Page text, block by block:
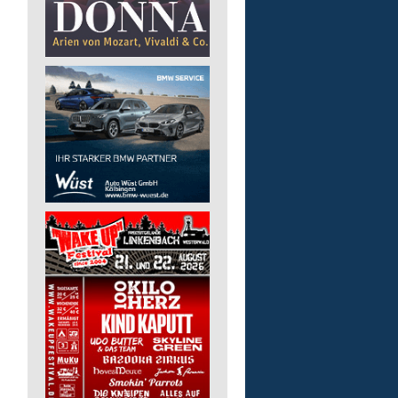
Kita - Assistenz (m/w/d)
Lebenshilfe im Landkreis
GmbH
57555 Mudersbach